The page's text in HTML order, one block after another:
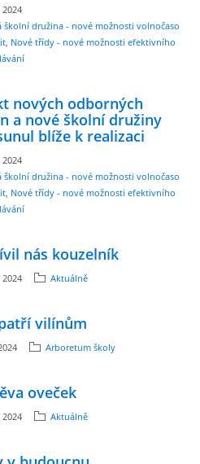
2024
školní družina - nové možnosti volnočasových
Nové třídy - nové možnosti efektivního
nových odborných
a nové školní družiny
blíže k realizaci
2024
školní družina - nové možnosti volnočasových
Nové třídy - nové možnosti efektivního
nás kouzelník
2024 Aktuálně
vilínům
Arboretum školy
oveček
2024 Aktuálně